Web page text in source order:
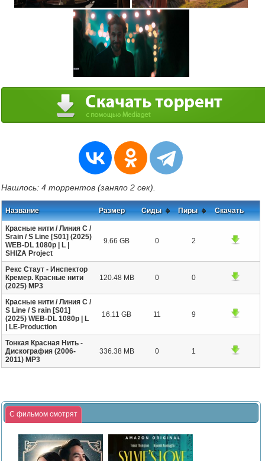
Нашлось: 4 торрентов (заняло 2 сек).
Название Размер Сиды Пиры Скачать
Красные нити / Линия С /
Srain / S Line [S01] (2025)
WEB-DL 1080p | L |
SHIZA Project
9.66 GB 0 2
Рекс Стаут - Инспектор
Кремер. Красные нити
(2025) МР3
120.48 MB 0 0
Красные нити / Линия С /
S Line / S rain [S01]
(2025) WEB-DL 1080p | L
| LE-Production
16.11 GB 11 9
Тонкая Красная Нить -
Дискография (2006-
2011) MP3
336.38 MB 0 1
С фильмом смотрят